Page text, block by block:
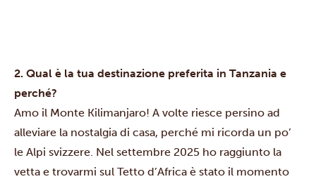
2. Qual è la tua destinazione preferita in Tanzania e
perché?
Amo il Monte Kilimanjaro! A volte riesce persino ad
alleviare la nostalgia di casa, perché mi ricorda un po’
le Alpi svizzere. Nel settembre 2025 ho raggiunto la
vetta e trovarmi sul Tetto d’Africa è stato il momento